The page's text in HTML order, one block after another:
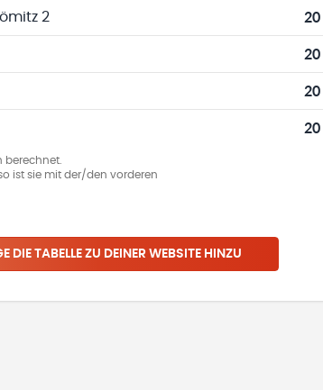
2 20
20
20
20
berechnet.
ist sie mit der/den vorderen
DIE TABELLE ZU DEINER WEBSITE HINZU